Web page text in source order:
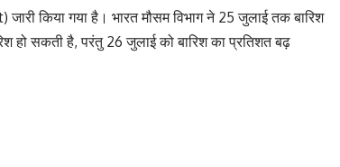
किया गया है। भारत मौसम विभाग ने 25 जुलाई तक बारिश
हो सकती है, परंतु 26 जुलाई को बारिश का प्रतिशत बढ़